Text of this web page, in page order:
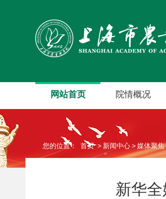
网站首页 院情概况
您的位置： 首页> 新闻中心>媒体聚焦
新华